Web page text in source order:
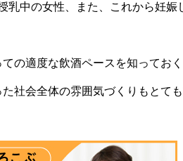
中の女性、また、これから妊娠
の適度な飲酒ペースを知ってお
社会全体の雰囲気づくりもとて